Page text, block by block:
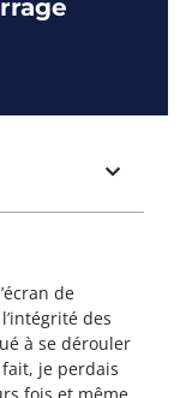
de
des
à se dérouler
je perdais